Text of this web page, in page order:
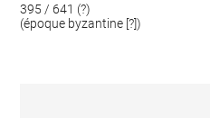
395 / 641 (?)
(époque byzantine [?])